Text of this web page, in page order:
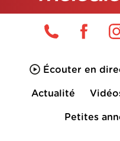
Écouter en
Actualité
Petites